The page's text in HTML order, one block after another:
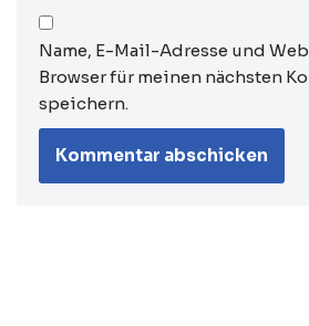
Name, E-Mail-Adresse und
Browser für meinen nächsten
speichern.